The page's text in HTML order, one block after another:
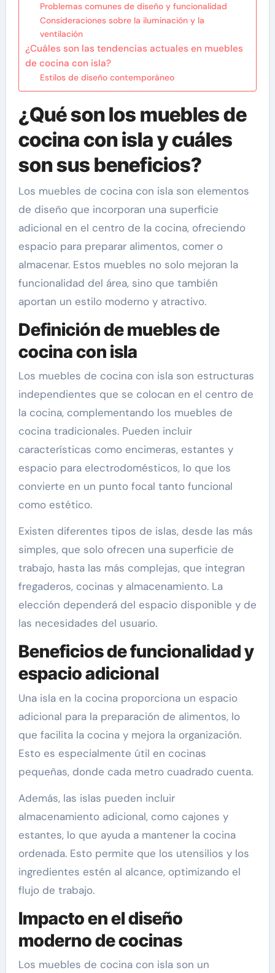
Problemas comunes de diseño y funcionalidad
Consideraciones sobre la iluminación y la
ventilación
¿Cuáles son las tendencias actuales en muebles
de cocina con isla?
Estilos de diseño contemporáneo
¿Qué son los muebles de
cocina con isla y cuáles
son sus beneficios?
Los muebles de cocina con isla son elementos
de diseño que incorporan una superficie
adicional en el centro de la cocina, ofreciendo
espacio para preparar alimentos, comer o
almacenar. Estos muebles no solo mejoran la
funcionalidad del área, sino que también
aportan un estilo moderno y atractivo.
Definición de muebles de
cocina con isla
Los muebles de cocina con isla son estructuras
independientes que se colocan en el centro de
la cocina, complementando los muebles de
cocina tradicionales. Pueden incluir
características como encimeras, estantes y
espacio para electrodomésticos, lo que los
convierte en un punto focal tanto funcional
como estético.
Existen diferentes tipos de islas, desde las más
simples, que solo ofrecen una superficie de
trabajo, hasta las más complejas, que integran
fregaderos, cocinas y almacenamiento. La
elección dependerá del espacio disponible y de
las necesidades del usuario.
Beneficios de funcionalidad y
espacio adicional
Una isla en la cocina proporciona un espacio
adicional para la preparación de alimentos, lo
que facilita la cocina y mejora la organización.
Esto es especialmente útil en cocinas
pequeñas, donde cada metro cuadrado cuenta.
Además, las islas pueden incluir
almacenamiento adicional, como cajones y
estantes, lo que ayuda a mantener la cocina
ordenada. Esto permite que los utensilios y los
ingredientes estén al alcance, optimizando el
flujo de trabajo.
Impacto en el diseño
moderno de cocinas
Los muebles de cocina con isla son un